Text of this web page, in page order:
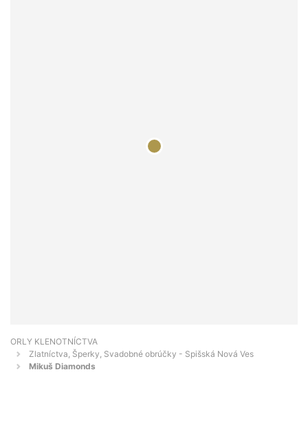
ORLY KLENOTNÍCTVA
Zlatníctva, Šperky, Svadobné obrúčky - Spišská Nová Ves
Mikuš Diamonds